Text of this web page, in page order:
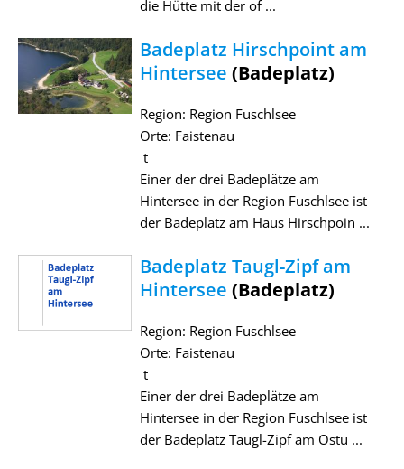
die Hütte mit der of ...
Badeplatz Hirschpoint am
Hintersee (Badeplatz)
Region: Region Fuschlsee
Orte: Faistenau
t
Einer der drei Badeplätze am
Hintersee in der Region Fuschlsee ist
der Badeplatz am Haus Hirschpoin ...
Badeplatz Taugl-Zipf am
Hintersee (Badeplatz)
Region: Region Fuschlsee
Orte: Faistenau
t
Einer der drei Badeplätze am
Hintersee in der Region Fuschlsee ist
der Badeplatz Taugl-Zipf am Ostu ...